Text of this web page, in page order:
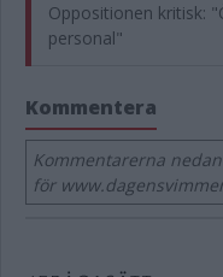
Oppositionen kritisk:
personal"
Kommentera
Kommentarerna
för